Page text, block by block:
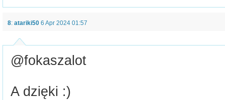
8: atariki50 6 Apr 2024 01:57
@fokaszalot
A dzięki :)